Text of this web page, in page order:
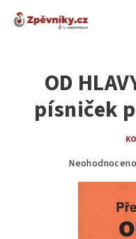
OD
písniček
Průměrné
Neohodnoceno